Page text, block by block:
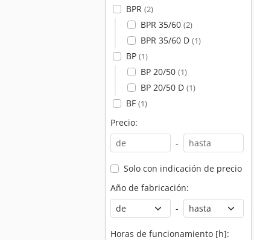
BPR (2)
BPR 35/60 (2)
BPR 35/60 D (1)
BP (1)
BP 20/50 (1)
BP 20/50 D (1)
BF (1)
Precio:
-
Solo con indicación de precio
Año de fabricación:
-
Horas de funcionamiento [h]: